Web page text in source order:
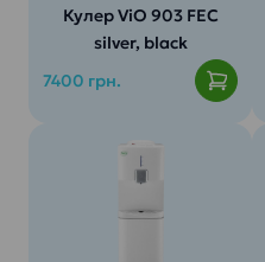
Кулер ViO 903 FEC
silver, black
7400 грн.